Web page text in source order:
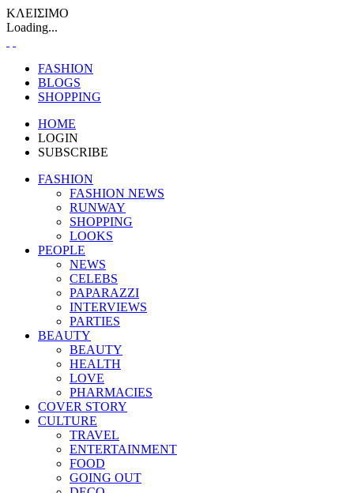
ΚΛΕΙΣΙΜΟ
Loading...
FASHION
BLOGS
SHOPPING
HOME
LOGIN
SUBSCRIBE
FASHION
FASHION NEWS
RUNWAY
SHOPPING
LOOKS
PEOPLE
NEWS
CELEBS
PAPARAZZI
INTERVIEWS
PARTIES
BEAUTY
BEAUTY
HEALTH
LOVE
PHARMACIES
COVER STORY
CULTURE
TRAVEL
ENTERTAINMENT
FOOD
GOING OUT